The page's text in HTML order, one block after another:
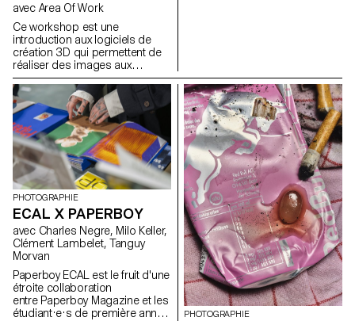
avec Area Of Work
Ce workshop est une
introduction aux logiciels de
création 3D qui permettent de
réaliser des images aux
qualités photographiques qui
ne sont pas des
photographies.
autour de la genèse de leurs
projets et des histoires qui se
cachent derrière chacun de ces
ouvrages.
PHOTOGRAPHIE
ECAL X PAPERBOY
avec Charles Negre, Milo Keller,
Clément Lambelet, Tanguy
Morvan
Paperboy ECAL est le fruit d'une
étroite collaboration
entre Paperboy Magazine et les
étudiant·e·s de première année
PHOTOGRAPHIE